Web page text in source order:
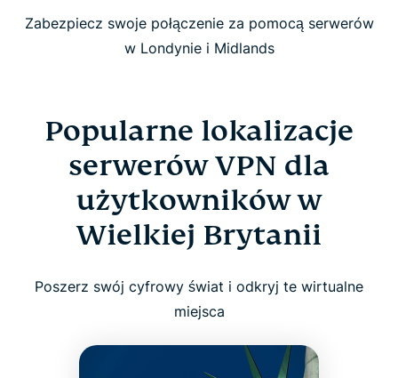
Zabezpiecz swoje połączenie za pomocą serwerów
w Londynie i Midlands
Popularne lokalizacje
serwerów VPN dla
użytkowników w
Wielkiej Brytanii
Poszerz swój cyfrowy świat i odkryj te wirtualne
miejsca